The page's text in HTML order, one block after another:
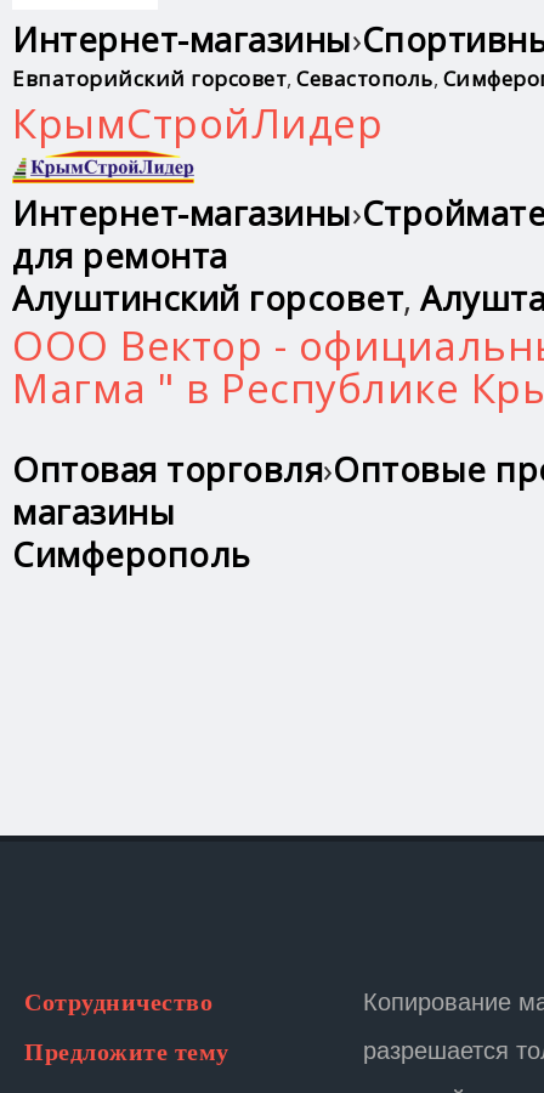
Интернет-магазины›
Евпаторийский горсовет, Севастополь,
КрымСтройЛидер
Интернет-магазины›
для ремонта
Алуштинский горсовет,
ООО Вектор -
Магма " в Республике
Оптовая торговля›Оптовые
магазины
Симферополь
Сотрудничество
Предложите тему
Копирование
разрешается